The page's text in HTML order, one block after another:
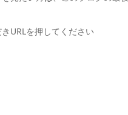
URLを押してください